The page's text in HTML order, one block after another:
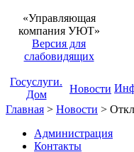
«Управляющая
компания УЮТ»
Версия для
слабовидящих
Госуслуги.
Дом
Новости
Главная > Новости >
Администрация
Контакты